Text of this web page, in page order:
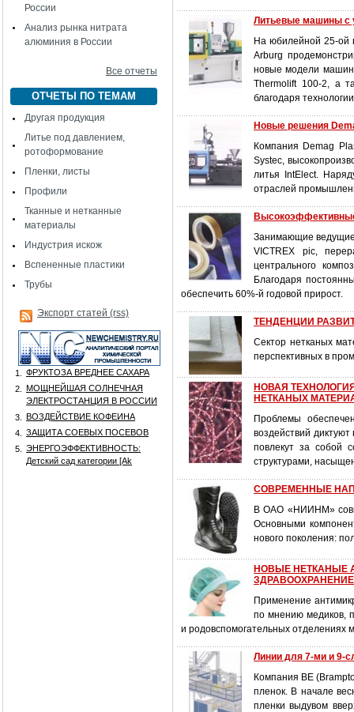
России
Анализ рынка нитрата
алюминия в России
Все отчеты
ОТЧЕТЫ ПО ТЕМАМ
Другая продукция
Литье под давлением,
ротоформование
Пленки, листы
Профили
Тканные и нетканные
материалы
Индустрия искож
Вспененные пластики
Трубы
Экспорт статей (rss)
1.
ФРУКТОЗА ВРЕДНЕЕ САХАРА
2.
МОЩНЕЙШАЯ СОЛНЕЧНАЯ
ЭЛЕКТРОСТАНЦИЯ В РОССИИ
3.
ВОЗДЕЙСТВИЕ КОФЕИНА
4.
ЗАЩИТА СОЕВЫХ ПОСЕВОВ
5.
ЭНЕРГОЭФФЕКТИВНОСТЬ:
Детский сад категории [Аk
Литьевые машины с
На юбилейной 25-ой
Arburg
новые модели машин
Thermolift 100-2, а
благодаря
Новые решения
Компания Demag
Systec,
литья IntElect.
отраслей
Занимающие ведущие
VICTREX pic,
центрального
Благодаря
обеспечить 60%-й годовой прирост.
ТЕНДЕНЦИИ
Сектор нетканых
перспективных в
НОВАЯ
НЕТКАНЫХ
Проблемы
воздействий
повлекут за собой
структурами,
СОВРЕМЕННЫЕ
В ОАО «НИИНМ»
Основными
нового поколения:
НОВЫЕ НЕТКАНЫЕ
ЗДРАВООХРАНЕНИЕ
Применение
по мнению медиков,
и родовспомогательных отделениях
Линии для 7-ми и 9-
Компания BE
пленок. В начале
пленки выдувом